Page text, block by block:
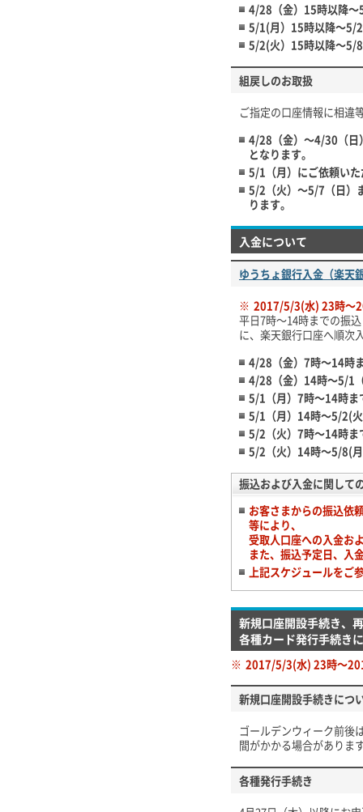
4/28（金）15時以降
5/1(月）15時以降～5/
5/2(火）15時以降～5/
組戻しのお取扱
ご指定の口座情報に相違
4/28（金）～4/30（日
となります。
5/1（月）にご依頼い
5/2（火）～5/7（日）
ります。
入金について
ゆうちょ銀行入金（楽天
※ 2017/5/3(水) 23時～
平日7時～14時までの振
に、楽天銀行口座へ順次
4/28（金）7時～14時
4/28（金）14時～5/1
5/1（月）7時～14時
5/1（月）14時～5/2(
5/2（火）7時～14時
5/2（火）14時～5/8(
振込および入金に関して
お客さまからの振込依
等により、
受取人口座への入金お
また、振込予定日、入
上記スケジュールをご
新規口座開設手続き、
各種カード発行手続き
※ 2017/5/3(水) 23時～
新規口座開設手続きにつ
ゴールデンウィーク前後
間がかかる場合がありま
各種発行手続き